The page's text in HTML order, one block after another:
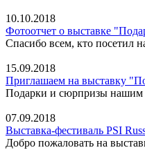
10.10.2018
Фотоотчет о выставке
Спасибо всем, кто посетил
15.09.2018
Приглашаем на выставку
Подарки и сюрпризы нашим
07.09.2018
Выставка-фестиваль PSI
Добро пожаловать на